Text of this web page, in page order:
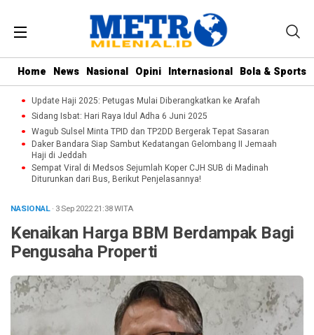
Home News Nasional Opini Internasional Bola & Sports
Update Haji 2025: Petugas Mulai Diberangkatkan ke Arafah
Sidang Isbat: Hari Raya Idul Adha 6 Juni 2025
Wagub Sulsel Minta TPID dan TP2DD Bergerak Tepat Sasaran
Daker Bandara Siap Sambut Kedatangan Gelombang II Jemaah
Haji di Jeddah
Sempat Viral di Medsos Sejumlah Koper CJH SUB di Madinah
Diturunkan dari Bus, Berikut Penjelasannya!
NASIONAL· 3 Sep 202221:38WITA
Kenaikan Harga BBM Berdampak Bagi
Pengusaha Properti